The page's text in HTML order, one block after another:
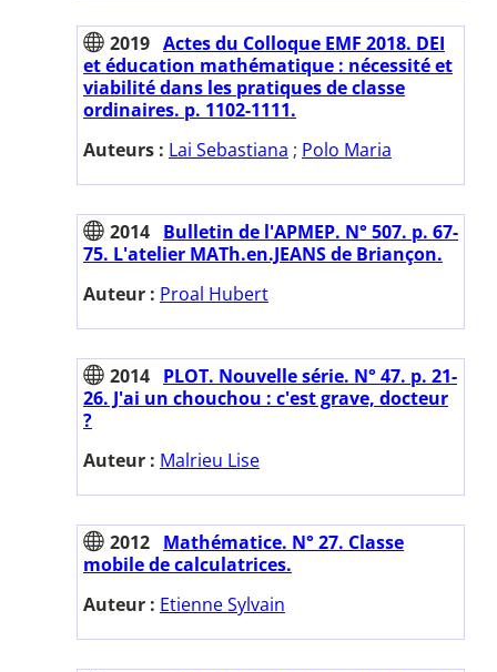
2019 Actes du Colloque EMF 2018. DEI
et éducation mathématique : nécessité et
viabilité dans les pratiques de classe
ordinaires. p. 1102-1111.
Auteurs : Lai Sebastiana ; Polo Maria
2014 Bulletin de l'APMEP. N° 507. p. 67-
75. L'atelier MATh.en.JEANS de Briançon.
Auteur : Proal Hubert
2014 PLOT. Nouvelle série. N° 47. p. 21-
26. J'ai un chouchou : c'est grave, docteur
?
Auteur : Malrieu Lise
2012 Mathématice. N° 27. Classe
mobile de calculatrices.
Auteur : Etienne Sylvain